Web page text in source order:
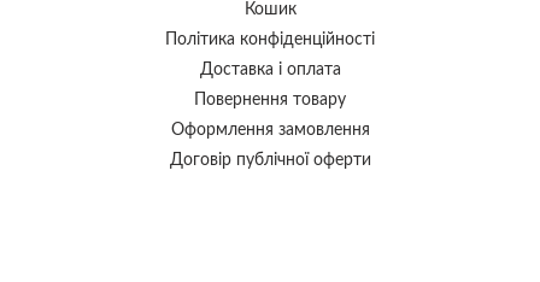
Кошик
Політика конфіденційності
Доставка і оплата
Повернення товару
Оформлення замовлення
Договір публічної оферти